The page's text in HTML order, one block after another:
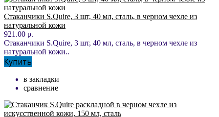
Стаканчики S.Quire, 3 шт, 40 мл, сталь, в черном чехле из
натуральной кожи
921.00 р.
Стаканчики S.Quire, 3 шт, 40 мл, сталь, в черном чехле из
натуральной кожи..
Купить
в закладки
сравнение